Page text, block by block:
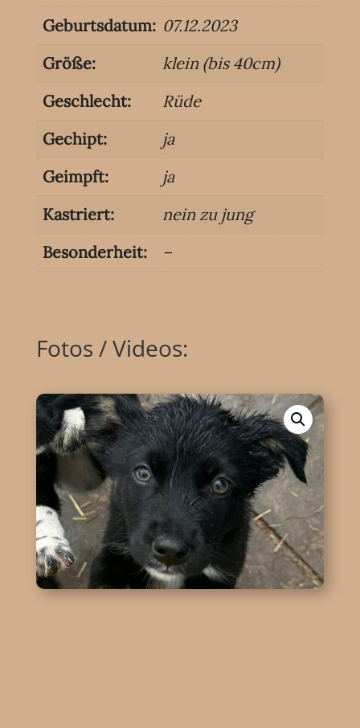
Geburtsdatum: 07.12.2023
Größe:
klein (bis 40cm)
Geschlecht:
Rüde
Gechipt:
ja
Geimpft:
ja
Kastriert:
nein zu jung
Besonderheit:
–
Fotos / Videos: